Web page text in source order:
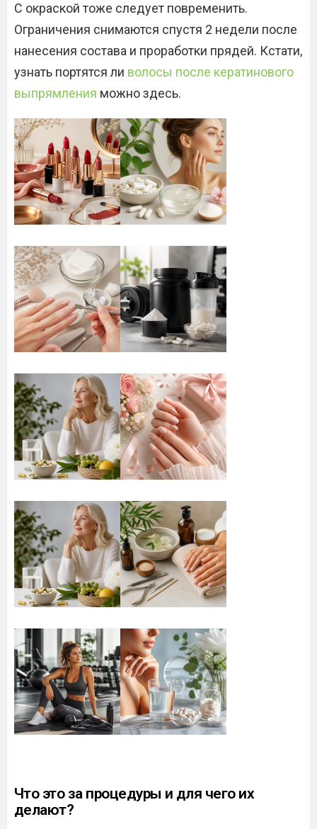
С окраской тоже следует повременить.
Ограничения снимаются спустя 2 недели после
нанесения состава и проработки прядей. Кстати,
узнать портятся ли волосы после кератинового
выпрямления можно здесь.
Что это за процедуры и для чего их
делают?